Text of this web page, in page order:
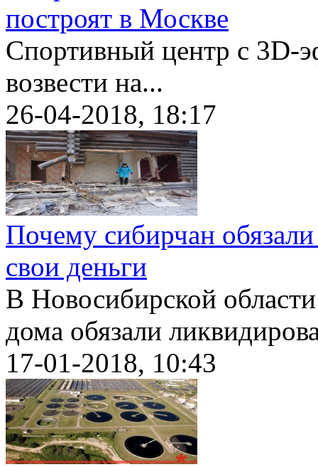
построят в Москве
Спортивный центр с 3D-
возвести на...
26-04-2018, 18:17
Почему сибирчан
свои деньги
В Новосибирской
дома обязали
17-01-2018, 10:43